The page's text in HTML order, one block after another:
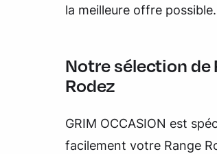
la meilleure offre possible.
Notre sélection de
Rodez
GRIM OCCASION est
facilement votre Range